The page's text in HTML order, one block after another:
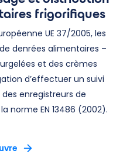
frigorifiques
UE 37/2005, les
denrées alimentaires –
et des crèmes
d’effectuer un suivi
enregistreurs de
norme EN 13486 (2002).